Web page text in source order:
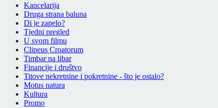
Kancelarija
Druga strana baluna
Di je zapelo?
Tjedni pregled
U svom filmu
Clipeus Croatorum
Timbar na libar
Financije i društvo
Titove nekretnine i pokretnine - što je ostalo?
Motus natura
Kultura
Promo